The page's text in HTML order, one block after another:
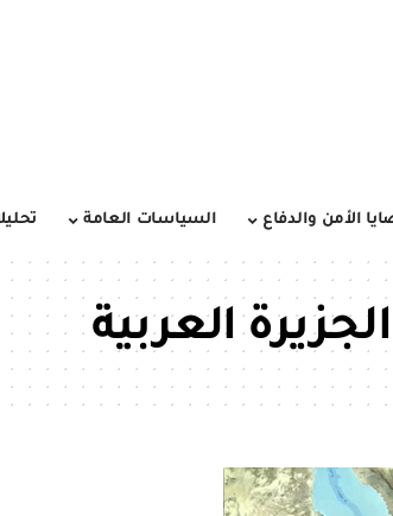
الأمن والدفاع السياسات العامة
العربية